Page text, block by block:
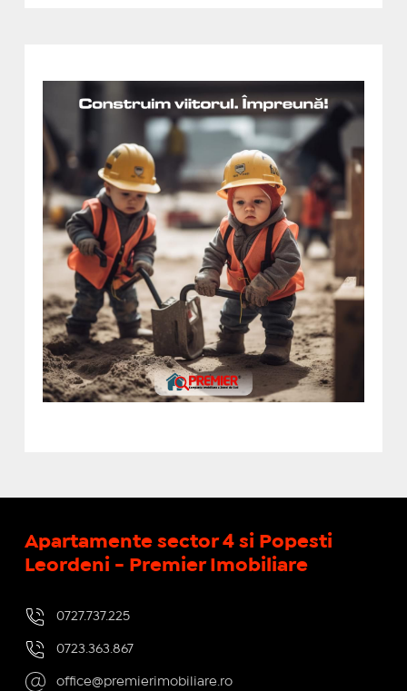
Apartamente sector 4 si Popesti
Leordeni - Premier Imobiliare
0727.737.225
0723.363.867
office@premierimobiliare.ro